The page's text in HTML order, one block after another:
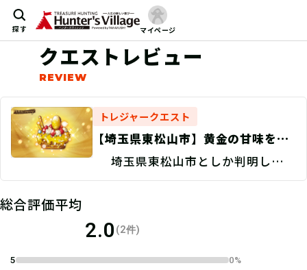
探す マイページ
クエストレビュー
トレジャークエスト
【埼玉県東松山市】黄金の甘味を探
せ！/捜索地点特定 Discovery
埼玉県東松山市としか判明してい
ない。
総合評価平均
2.0 (2件)
5
0%